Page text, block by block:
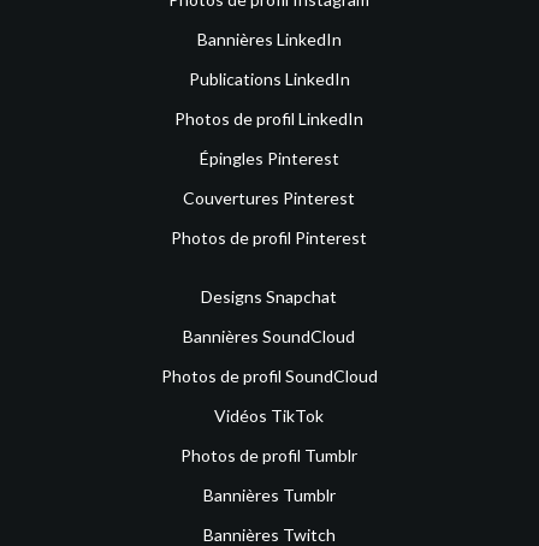
Bannières LinkedIn
Publications LinkedIn
Photos de profil LinkedIn
Épingles Pinterest
Couvertures Pinterest
Photos de profil Pinterest
Designs Snapchat
Bannières SoundCloud
Photos de profil SoundCloud
Vidéos TikTok
Photos de profil Tumblr
Bannières Tumblr
Bannières Twitch